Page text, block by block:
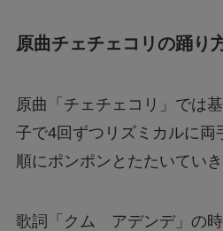
原曲チェチェコリの踊り
原曲「チェチェコリ」では
子で4回ずつリズミカルに両
順にポンポンとたたいていき
歌詞「クム アデンデ」の